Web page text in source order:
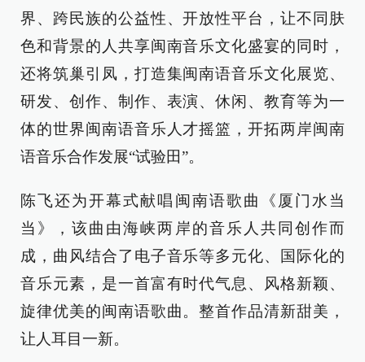
界、跨民族的公益性、开放性平台，让不同肤
色和背景的人共享闽南音乐文化盛宴的同时，
还将筑巢引凤，打造集闽南语音乐文化展览、
研发、创作、制作、表演、休闲、教育等为一
体的世界闽南语音乐人才摇篮，开拓两岸闽南
语音乐合作发展“试验田”。
陈飞还为开幕式献唱闽南语歌曲《厦门水当
当》，该曲由海峡两岸的音乐人共同创作而
成，曲风结合了电子音乐等多元化、国际化的
音乐元素，是一首富有时代气息、风格新颖、
旋律优美的闽南语歌曲。整首作品清新甜美，
让人耳目一新。